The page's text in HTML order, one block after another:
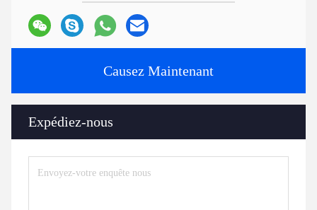
Causez Maintenant
Expédiez-nous